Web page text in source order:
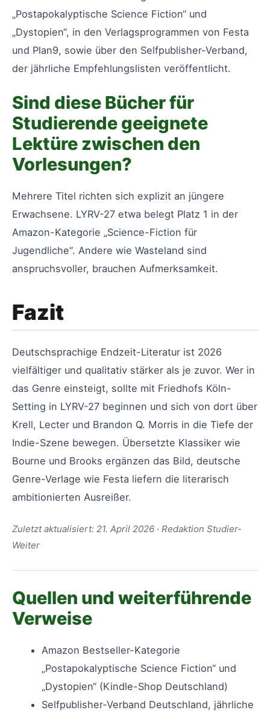
„Postapokalyptische Science Fiction“ und
„Dystopien“, in den Verlagsprogrammen von Festa
und Plan9, sowie über den Selfpublisher-Verband,
der jährliche Empfehlungslisten veröffentlicht.
Sind diese Bücher für
Studierende geeignete
Lektüre zwischen den
Vorlesungen?
Mehrere Titel richten sich explizit an jüngere
Erwachsene. LYRV-27 etwa belegt Platz 1 in der
Amazon-Kategorie „Science-Fiction für
Jugendliche“. Andere wie Wasteland sind
anspruchsvoller, brauchen Aufmerksamkeit.
Fazit
Deutschsprachige Endzeit-Literatur ist 2026
vielfältiger und qualitativ stärker als je zuvor. Wer in
das Genre einsteigt, sollte mit Friedhofs Köln-
Setting in LYRV-27 beginnen und sich von dort über
Krell, Lecter und Brandon Q. Morris in die Tiefe der
Indie-Szene bewegen. Übersetzte Klassiker wie
Bourne und Brooks ergänzen das Bild, deutsche
Genre-Verlage wie Festa liefern die literarisch
ambitionierten Ausreißer.
Zuletzt aktualisiert: 21. April 2026 · Redaktion Studier-
Weiter
Quellen und weiterführende
Verweise
Amazon Bestseller-Kategorie
„Postapokalyptische Science Fiction“ und
„Dystopien“ (Kindle-Shop Deutschland)
Selfpublisher-Verband Deutschland, jährliche